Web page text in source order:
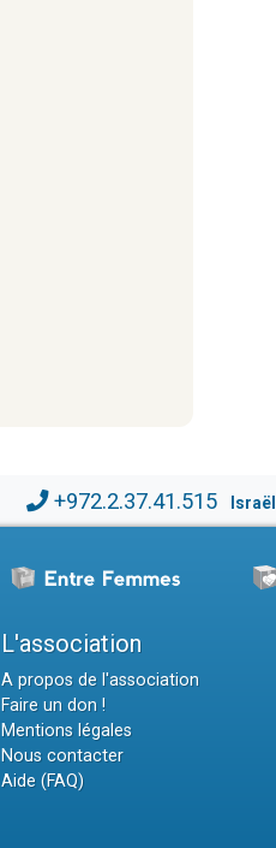
+972.2.37.41.515 Israël
L'association
A propos de l'association
Faire un don !
Mentions légales
Nous contacter
Aide (FAQ)